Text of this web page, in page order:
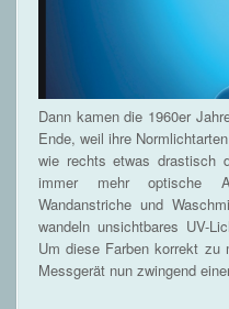
Dann kamen die 1960er
Ende, weil ihre
wie rechts etwas drastisch
immer mehr optische
Wandanstriche und
wandeln unsichtbares UV-
Um diese Farben korrekt
Messgerät nun zwingend